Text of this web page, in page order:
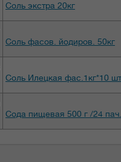
Соль экстра 20кг
Соль фасов. йодиров. 50кг
Соль Илецкая фас.1кг*10
Сода пищевая 500 г /24